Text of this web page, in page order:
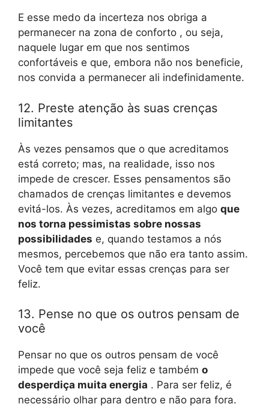
E esse medo da incerteza nos obriga a
permanecer na zona de conforto , ou seja,
naquele lugar em que nos sentimos
confortáveis ​​e que, embora não nos beneficie,
nos convida a permanecer ali indefinidamente.
12. Preste atenção às suas crenças
limitantes
Às vezes pensamos que o que acreditamos
está correto; mas, na realidade, isso nos
impede de crescer. Esses pensamentos são
chamados de crenças limitantes e devemos
evitá-los. Às vezes, acreditamos em algo que
nos torna pessimistas sobre nossas
possibilidades e, quando testamos a nós
mesmos, percebemos que não era tanto assim.
Você tem que evitar essas crenças para ser
feliz.
13. Pense no que os outros pensam de
você
Pensar no que os outros pensam de você
impede que você seja feliz e também o
desperdiça muita energia . Para ser feliz, é
necessário olhar para dentro e não para fora.